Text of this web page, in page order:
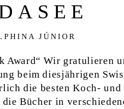
JÚNIOR
Award“ Wir gratulieren
beim diesjährigen
die besten Koch- und
Bücher in